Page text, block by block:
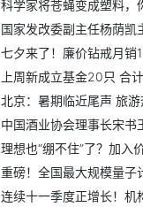
北京：暑期临近尾声 旅